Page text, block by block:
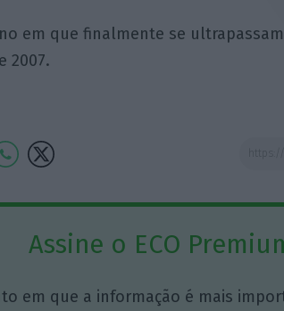
em que finalmente se
2007.
Assine o ECO
em que a informação é mais